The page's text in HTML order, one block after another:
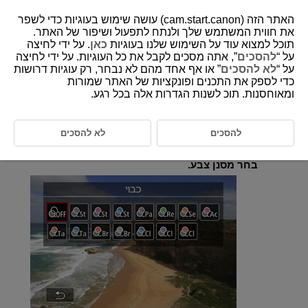
D292-063
מסנן צבע
ניתן להתאים צבעים תוך כדי צפייה במסך.
בחר מסנן צבע.
האתר הזה (cam.start.canon) עושה שימוש בעוגיות כדי לשפר
את חווית המשתמש שלך ולנתח לתפעול ושיפור של האתר.
תוכל למצוא עוד על השימוש שלנו בעוגיות כאן. על ידי לחיצה
על “להסכים”, אתה מסכים לקבל את כל העוגיות. על ידי לחיצה
על “לא להסכים” או אף אחד מהם לא נבחר, רק עוגיות דרושות
כדי לספק את התכנים ופונקציות של האתר שמורות
ומאוחסנות. תוכ לשנות הגדרות אלה בכל רגע.
להסכים לא להסכים